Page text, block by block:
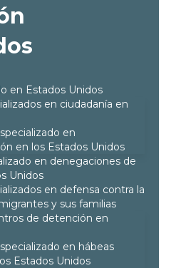
en Estados Unidos
en ciudadanía en
en
en los Estados Unidos
en denegaciones de
Unidos
en defensa contra la
y sus familias
de detención en
en hábeas
Estados Unidos